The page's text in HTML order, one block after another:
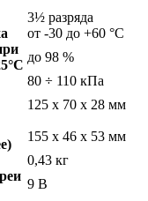
3½ разряда
от -30 до +60 °С
до 98 %
80 ÷ 110 кПа
125 х 70 х 28 мм
155 х 46 х 53 мм
0,43 кг
9 В